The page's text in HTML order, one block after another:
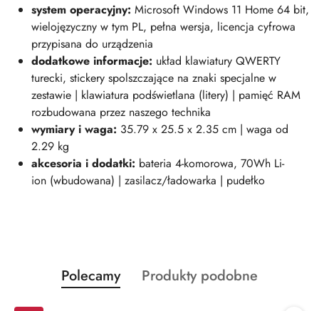
system operacyjny: Microsoft Windows 11 Home 64 bit,
wielojęzyczny w tym PL, pełna wersja, licencja cyfrowa
przypisana do urządzenia
dodatkowe informacje: układ klawiatury QWERTY
turecki, stickery spolszczające na znaki specjalne w
zestawie | klawiatura podświetlana (litery) | pamięć RAM
rozbudowana przez naszego technika
wymiary i waga: 35.79 x 25.5 x 2.35 cm | waga od
2.29 kg
akcesoria i dodatki: bateria 4-komorowa, 70Wh Li-
ion (wbudowana) | zasilacz/ładowarka | pudełko
Pomiń karuzelę produktów
Produkty
o
Polecamy
Produkty
Produkty podobne